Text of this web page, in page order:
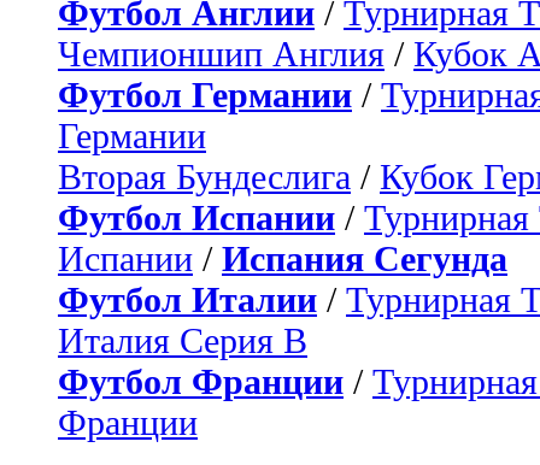
Футбол Англии / Турнирная
Чемпионшип Англия / Кубок
Футбол Германии /
Германии
Вторая Бундеслига / Кубок
Футбол Испании / Турнирная
Испании / Испания Сегунда
Футбол Италии / Турнирная
Италия Серия B
Футбол Франции /
Франции